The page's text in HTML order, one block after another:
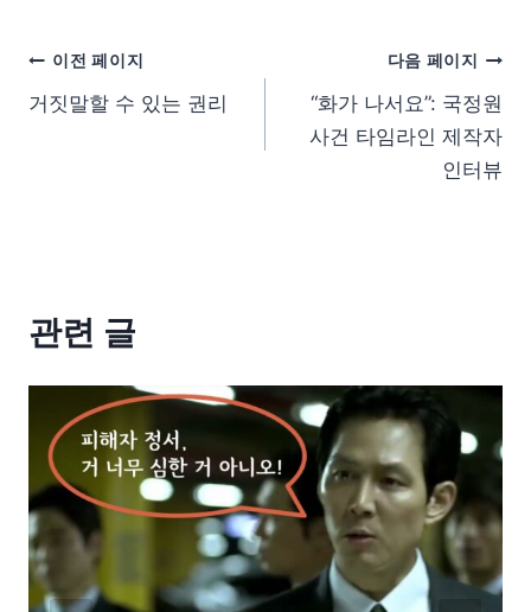
이전 페이지
거짓말할 수 있는 권리
다음 페이지
“화가 나서요”: 국정원
사건 타임라인 제작자
인터뷰
관련 글